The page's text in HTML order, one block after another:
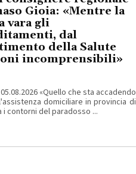
Gioia: «Mentre la
vara gli
dal
della Salute
incomprensibili»
05.08.2026 «Quello che sta accadendo
domiciliare in provincia di
i contorni del paradosso ...